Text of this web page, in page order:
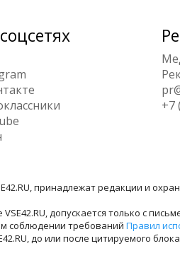
+7
принадлежат редакции и
допускается только с
соблюдении требований Правил
до или после цитируемого